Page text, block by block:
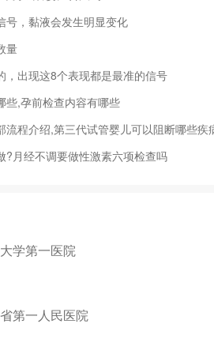
号，黏液会发生明显变化
量
，出现这8个表现都是最准的信号
些,孕前检查内容有哪些
流程介绍,第三代试管婴儿可以阻断哪些疾
?月经不调要做性激素六项检查吗
学第一医院
第一人民医院